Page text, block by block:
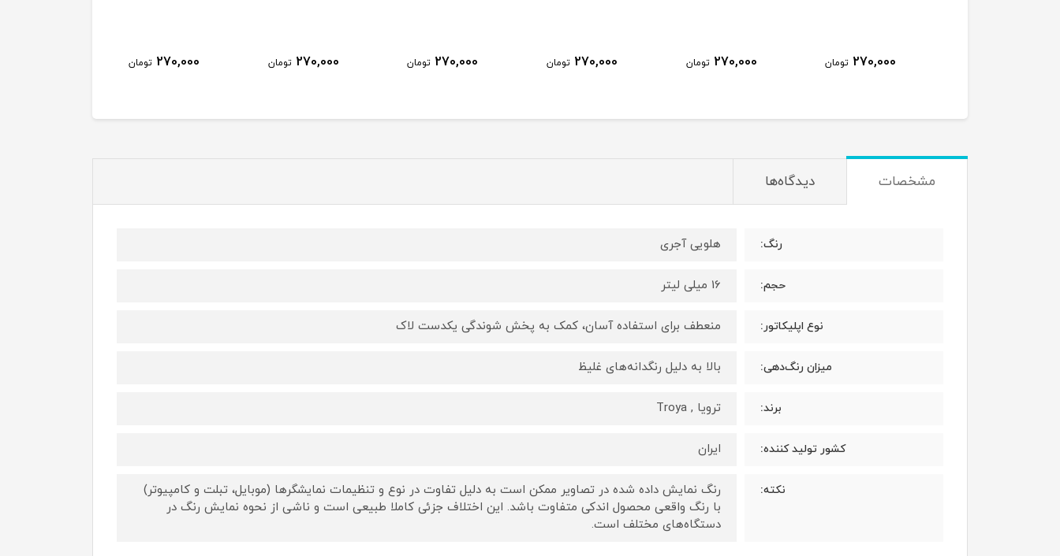
270,000 تومان 270,000 تومان 270,000 تومان 270,000 تومان 270,000 تومان 270,000 تومان
مشخصات دیدگاه‌ها
رنگ: هلویی آجری
حجم: 16 میلی لیتر
نوع اپلیکاتور: منعطف برای استفاده آسان، کمک به پخش شوندگی یکدست لاک
میزان رنگ‌دهی: بالا به دلیل رنگدانه‌های غلیظ
برند: ترویا , Troya
کشور تولید کننده: ایران
نکته:
رنگ نمایش داده‌ شده در تصاویر ممکن است به دلیل تفاوت در نوع و تنظیمات نمایشگرها (موبایل، تبلت و کامپیوتر)
با رنگ واقعی محصول اندکی متفاوت باشد. این اختلاف جزئی کاملا طبیعی است و ناشی از نحوه نمایش رنگ در
دستگاه‌های مختلف است.